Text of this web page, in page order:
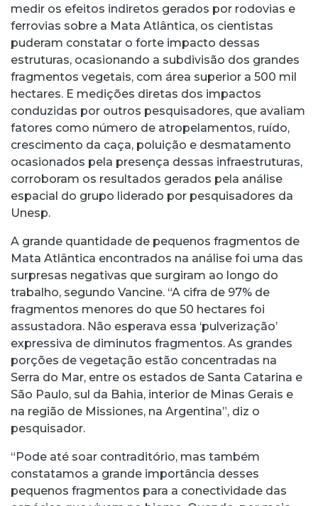
medir os efeitos indiretos gerados por rodovias e
ferrovias sobre a Mata Atlântica, os cientistas
puderam constatar o forte impacto dessas
estruturas, ocasionando a subdivisão dos grandes
fragmentos vegetais, com área superior a 500 mil
hectares. E medições diretas dos impactos
conduzidas por outros pesquisadores, que avaliam
fatores como número de atropelamentos, ruído,
crescimento da caça, poluição e desmatamento
ocasionados pela presença dessas infraestruturas,
corroboram os resultados gerados pela análise
espacial do grupo liderado por pesquisadores da
Unesp.
A grande quantidade de pequenos fragmentos de
Mata Atlântica encontrados na análise foi uma das
surpresas negativas que surgiram ao longo do
trabalho, segundo Vancine. “A cifra de 97% de
fragmentos menores do que 50 hectares foi
assustadora. Não esperava essa ‘pulverização’
expressiva de diminutos fragmentos. As grandes
porções de vegetação estão concentradas na
Serra do Mar, entre os estados de Santa Catarina e
São Paulo, sul da Bahia, interior de Minas Gerais e
na região de Missiones, na Argentina”, diz o
pesquisador.
“Pode até soar contraditório, mas também
constatamos a grande importância desses
pequenos fragmentos para a conectividade das